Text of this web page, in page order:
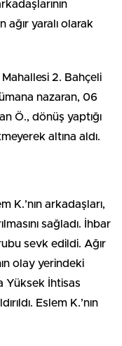
ağır yaralı olarak
Mahallesi 2. Bahçeli
nazaran, 06
Ö., dönüş yaptığı
altına aldı.
K.’nın arkadaşları,
sağladı. İhbar
sevk edildi. Ağır
olay yerindeki
Yüksek İhtisas
Eslem K.’nın